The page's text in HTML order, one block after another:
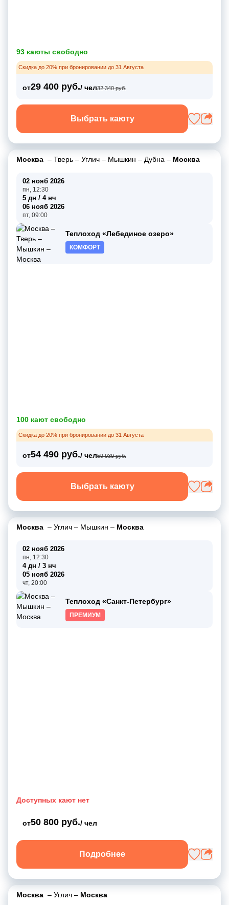
93 каюты свободно
Скидка до 20% при бронировании до 31 Августа
от29 400 руб./ чел32 340 руб.
Выбрать каюту
Москва – Тверь – Углич – Мышкин – Дубна – Москва
02 нояб 2026
пн, 12:30
5 дн / 4 нч
06 нояб 2026
пт, 09:00
Теплоход «Лебединое озеро»
КОМФОРТ
100 кают свободно
Скидка до 20% при бронировании до 31 Августа
от54 490 руб./ чел59 939 руб.
Выбрать каюту
Москва – Углич – Мышкин – Москва
02 нояб 2026
пн, 12:30
4 дн / 3 нч
05 нояб 2026
чт, 20:00
Теплоход «Санкт-Петербург»
ПРЕМИУМ
Доступных кают нет
от50 800 руб./ чел
Подробнее
Москва – Углич – Москва